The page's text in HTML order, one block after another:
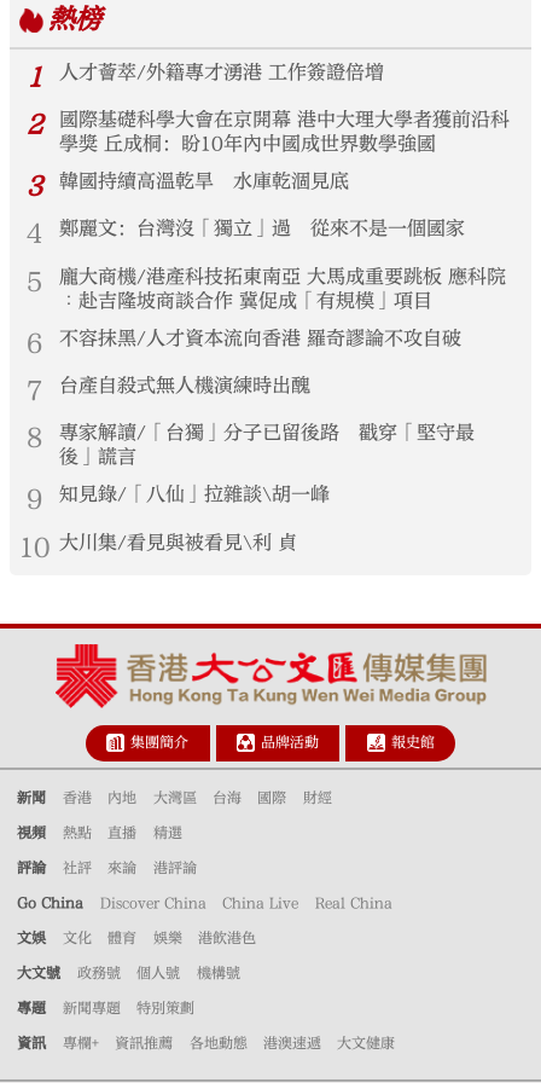
熱榜
1
人才薈萃/外籍專才湧港 工作簽證倍增
2
國際基礎科學大會在京開幕 港中大理大學者獲前沿科
學獎 丘成桐：盼10年內中國成世界數學強國
3 韓國持續高溫乾旱 水庫乾涸見底
4 鄭麗文：台灣沒「獨立」過 從來不是一個國家
5
龐大商機/港產科技拓東南亞 大馬成重要跳板 應科院
︰赴吉隆坡商談合作 冀促成「有規模」項目
6 不容抹黑/人才資本流向香港 羅奇謬論不攻自破
7 台產自殺式無人機演練時出醜
8
專家解讀/「台獨」分子已留後路 戳穿「堅守最
後」謊言
9 知見錄/「八仙」拉雜談\胡一峰
10 大川集/看見與被看見\利 貞
集團簡介 品牌活動 報史館
新聞 香港 內地 大灣區 台海 國際 財經
視頻 熱點 直播 精選
評論 社評 來論 港評論
Go China Discover China China Live Real China
文娛 文化 體育 娛樂 港飲港色
大文號 政務號 個人號 機構號
專題 新聞專題 特別策劃
資訊 專欄+ 資訊推薦 各地動態 港澳速遞 大文健康